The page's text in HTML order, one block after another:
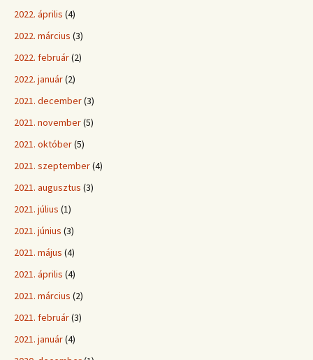
2022. április (4)
2022. március (3)
2022. február(2)
2022. január(2)
2021. december(3)
2021. november(5)
2021. október(5)
2021. szeptember(4)
2021. augusztus (3)
2021. július (1)
2021. június (3)
2021. május (4)
2021. április (4)
2021. március (2)
2021. február(3)
2021. január(4)